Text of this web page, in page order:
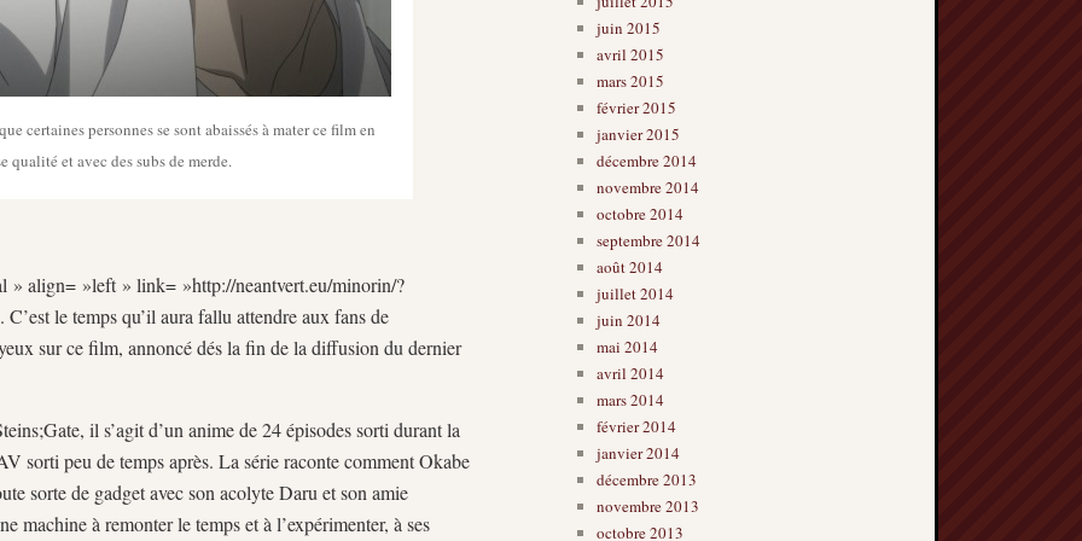
certaines personnes se sont abaissés à mater ce film en
qualité et avec des subs de merde.
» align= »left » link= »http://neantvert.eu/minorin/?
le temps qu’il aura fallu attendre aux fans de
sur ce film, annoncé dés la fin de la diffusion du dernier
il s’agit d’un anime de 24 épisodes sorti durant la
sorti peu de temps après. La série raconte comment Okabe
sorte de gadget avec son acolyte Daru et son amie
machine à remonter le temps et à l’expérimenter, à ses
juin 2015
avril 2015
mars 2015
février 2015
janvier 2015
décembre 2014
novembre 2014
octobre 2014
septembre 2014
août 2014
juillet 2014
juin 2014
mai 2014
avril 2014
mars 2014
février 2014
janvier 2014
décembre 2013
novembre 2013
octobre 2013